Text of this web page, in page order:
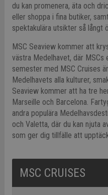
du kan promenera, äta och
eller shoppa i fina butiker,
spektakulära utsikter så långt
MSC Seaview kommer att
västra Medelhavet, där
semester med MSC Cruises
Medelhavets alla kulturer,
Seaview kommer att ha tre
Marseille och Barcelona.
andra populära
och Valetta, där du kan njuta
som ger dig tillfälle att
MSC CRUISES